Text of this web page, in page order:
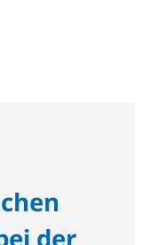
der